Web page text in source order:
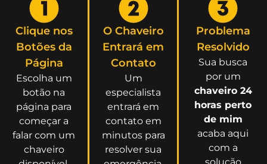
Clique nos
Botões da
Página
Escolha um
botão na
página para
começar a
falar com um
chaveiro
O Chaveiro
Entrará em
Contato
Um
especialista
entrará em
contato em
minutos para
resolver sua
Problema
Resolvido
Sua busca
por um
chaveiro 24
horas perto
de mim
acaba aqui
com a